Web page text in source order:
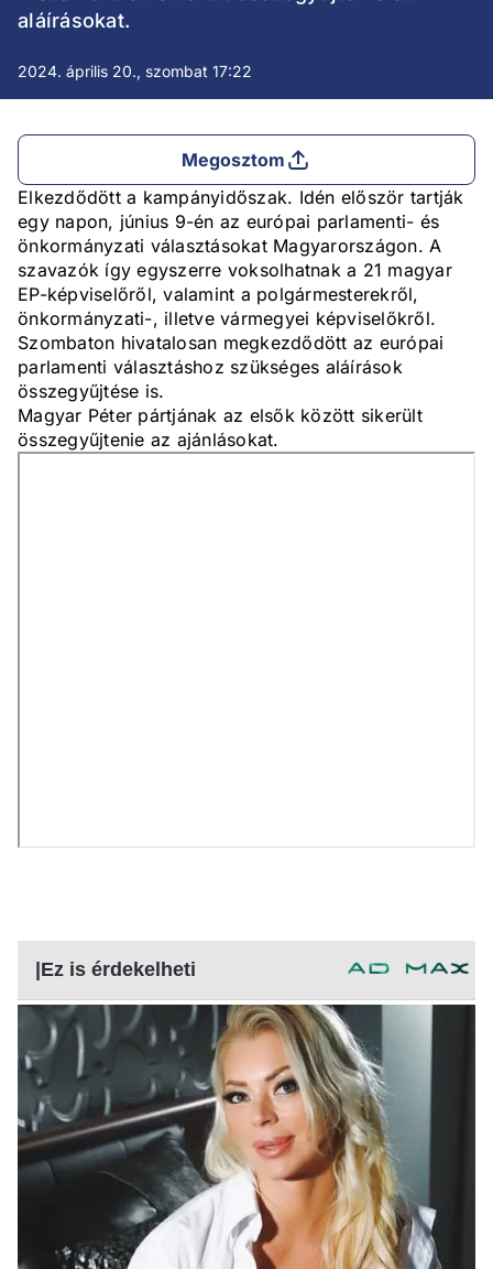
aláírásokat.
2024. április 20., szombat 17:22
Megosztom
Elkezdődött a kampányidőszak. Idén először tartják
egy napon, június 9-én az európai parlamenti- és
önkormányzati választásokat Magyarországon. A
szavazók így egyszerre voksolhatnak a 21 magyar
EP-képviselőről, valamint a polgármesterekről,
önkormányzati-, illetve vármegyei képviselőkről.
Szombaton hivatalosan megkezdődött az európai
parlamenti választáshoz szükséges aláírások
összegyűjtése is.
Magyar Péter pártjának az elsők között sikerült
összegyűjtenie az ajánlásokat.